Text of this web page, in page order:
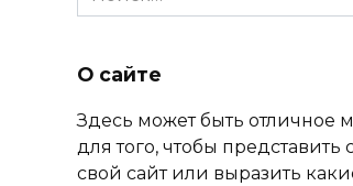
for:
О сайте
Здесь может быть отличное
для того, чтобы представить
свой сайт или выразить